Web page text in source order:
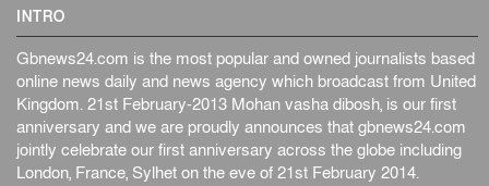
INTRO
Gbnews24.com is the most popular and owned journalists based
online news daily and news agency which broadcast from United
Kingdom. 21st February-2013 Mohan vasha dibosh, is our first
anniversary and we are proudly announces that gbnews24.com
jointly celebrate our first anniversary across the globe including
London, France, Sylhet on the eve of 21st February 2014.